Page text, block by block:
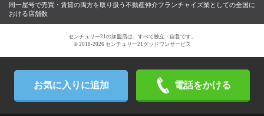
同一屋号で売買・賃貸の両方を取り扱う不動産仲介フランチャイズ業としての全国に
おける店舗数
センチュリー21の加盟店は、すべて独立・自営です。
© 2018-2026 センチュリー21グッドワンサービス
お気に入りに追加 電話